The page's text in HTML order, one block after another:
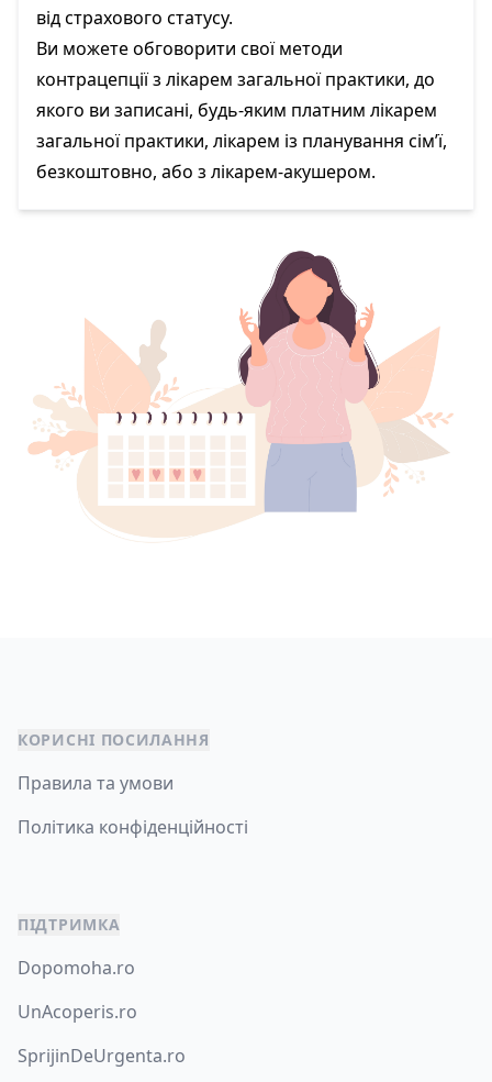
від страхового статусу.
Ви можете обговорити свої методи
контрацепції з лікарем загальної практики, до
якого ви записані, будь-яким платним лікарем
загальної практики, лікарем із планування сім’ї,
безкоштовно, або з лікарем-акушером.
КОРИСНІ ПОСИЛАННЯ
Правила та умови
Політика конфіденційності
ПІДТРИМКА
Dopomoha.ro
UnAcoperis.ro
SprijinDeUrgenta.ro